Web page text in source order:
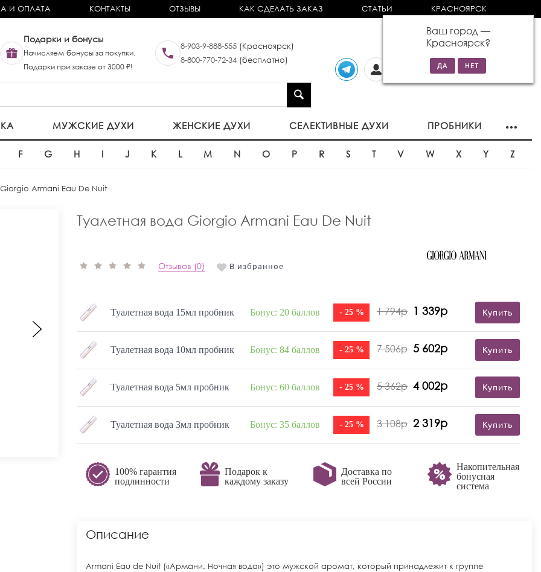
И ОПЛАТА КОНТАКТЫ ОТЗЫВЫ КАК СДЕЛАТЬ ЗАКАЗ СТАТЬИ КРАСНОЯРСК
Ваш город —
Красноярск?
Подарки и бонусы
Начисляем бонусы за покупки.
Подарки при заказе от 3000 ₽!
8-903-9-888-555 (Красноярск)
8-800-770-72-34 (бесплатно)
0 товаров
на сумму 0р
МУЖСКИЕ ДУХИ ЖЕНСКИЕ ДУХИ СЕЛЕКТИВНЫЕ ДУХИ ПРОБНИКИ
F G H I J K L M N O P R S T V W X Y Z
Giorgio Armani Eau De Nuit
Туалетная вода Giorgio Armani Eau De Nuit
Отзывов (0) В избранное
Туалетная вода 15мл пробник Бонус: 20 баллов - 25 % 1 794р 1 339р Купить
Туалетная вода 10мл пробник Бонус: 84 баллов - 25 % 7 506р 5 602р Купить
Туалетная вода 5мл пробник Бонус: 60 баллов - 25 % 5 362р 4 002р Купить
Туалетная вода 3мл пробник Бонус: 35 баллов - 25 % 3 108р 2 319р Купить
100% гарантия
подлинности
Подарок к
каждому заказу
Доставка по
всей России
Накопительная
бонусная
система
Описание
Armani Eau de Nuit («Армани. Ночная вода») это мужской аромат, который принадлежит к группе